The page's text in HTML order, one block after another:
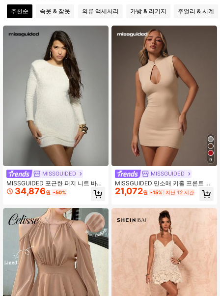
4.88 3M 팔로워
4.88
4.88
4.88
4.88
추천순 속옷 & 잠옷 의류 액세서리 가방 & 러기지 주얼리 & 시계
MISSGUIDED
MISSGUIDED 포근한 퍼지 니트 바디
컨 미니 드레스 긴팔 겨울 파티 클럽
나잇아웃 스웨터 드레스 부드러운 질
34,876원 -50%
9
MISSGUIDED
MISSGUIDED 민소매 키홀 프론트 미
니 드레스, 하이넥 라인, 슬림핏 바디
콘 실루엣, 파티 이브닝 데이트 나이트
21,072원 -15% 지난 12 시간